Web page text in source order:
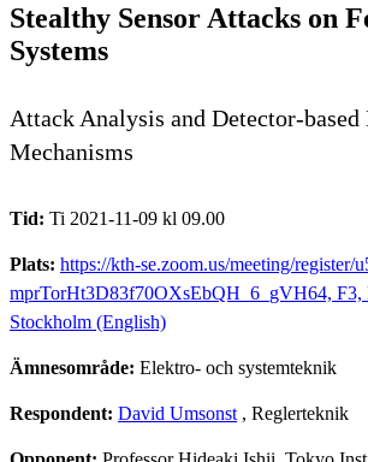
Stealthy Sensor Attacks on
Systems
Attack Analysis and Detector-based
Mechanisms
Tid: Ti 2021-11-09 kl 09.00
Plats: https://kth-se.zoom.us/meeting/register/
mprTorHt3D83f70OXsEbQH_6_gVH64, F3,
Stockholm (English)
Ämnesområde: Elektro- och systemteknik
Respondent: David Umsonst , Reglerteknik